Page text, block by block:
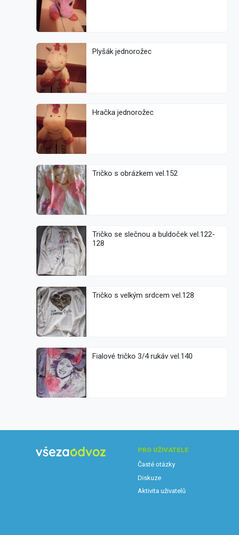
Plyšák jednorožec
Hračka jednorožec
Tričko s obrázkem vel.152
Tričko se slečnou a buldoček vel.122-
128
Tričko s velkým srdcem vel.128
Fialové tričko 3/4 rukáv vel.140
PRO UŽIVATELE
Časté otázky
Diskuze
Aktivita uživatelů